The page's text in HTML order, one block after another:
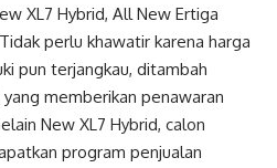
XL7 Hybrid, All New Ertiga
perlu khawatir karena harga
pun terjangkau, ditambah
memberikan penawaran
New XL7 Hybrid, calon
program penjualan